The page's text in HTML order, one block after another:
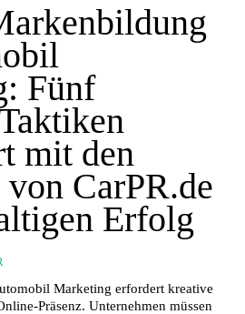
Fünf
mit den
CarPR.de
Erfolg
Marketing erfordert kreative
Präsenz. Unternehmen müssen